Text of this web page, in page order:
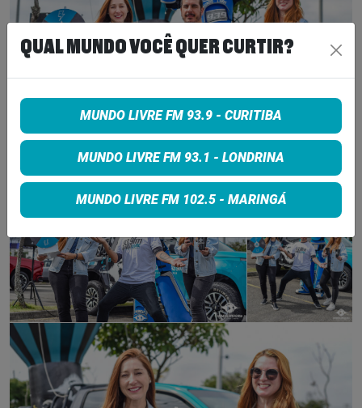
QUAL MUNDO VOCÊ QUER CURTIR?
MUNDO LIVRE FM 93.9 - CURITIBA
MUNDO LIVRE FM 93.1 - LONDRINA
MUNDO LIVRE FM 102.5 - MARINGÁ